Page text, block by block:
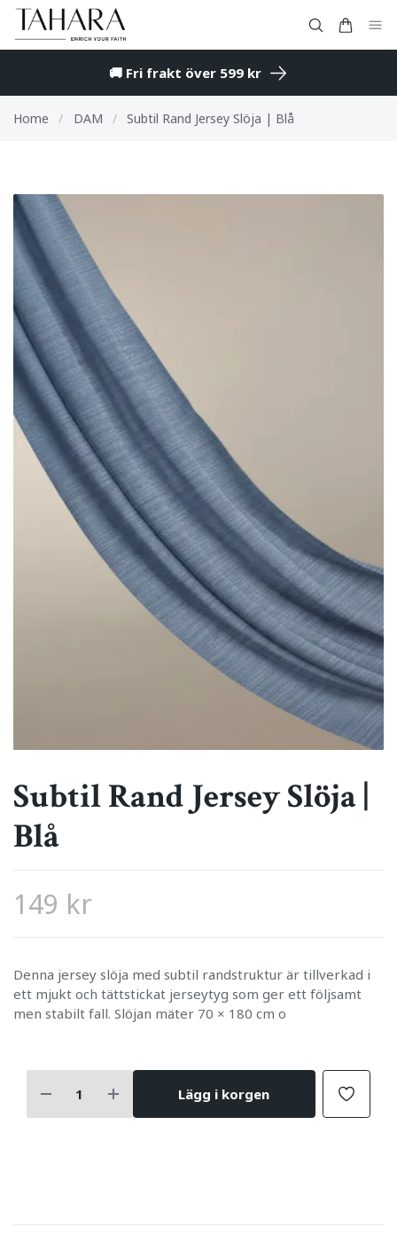
🚚 Fri frakt över 599 kr
Home / DAM / Subtil Rand Jersey Slöja | Blå
Subtil Rand Jersey Slöja |
Blå
149 kr
Denna jersey slöja med subtil randstruktur är tillverkad i
ett mjukt och tättstickat jerseytyg som ger ett följsamt
men stabilt fall. Slöjan mäter 70 × 180 cm o
Lägg i korgen